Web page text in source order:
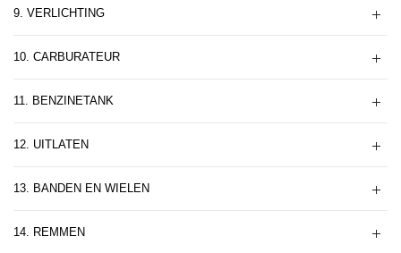
9. VERLICHTING
10. CARBURATEUR
11. BENZINETANK
12. UITLATEN
13. BANDEN EN WIELEN
14. REMMEN